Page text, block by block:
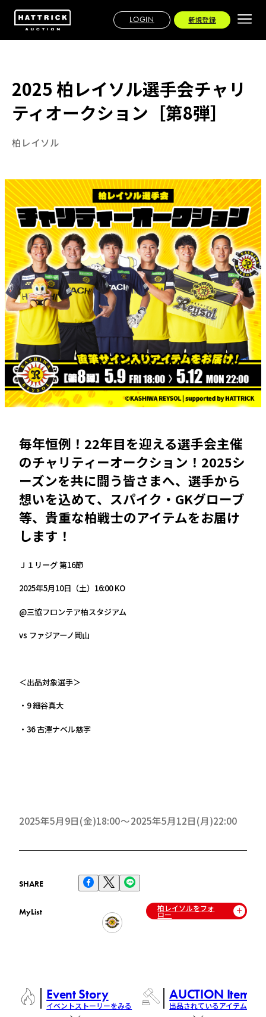
LOGIN 新規登録
2025 柏レイソル選手会チャリ
ティオークション［第8弾］
柏レイソル
毎年恒例！22年目を迎える選手会主催
のチャリティーオークション！2025シ
ーズンを共に闘う皆さまへ、選手から
想いを込めて、スパイク・GKグローブ
等、貴重な柏戦士のアイテムをお届け
します！
Ｊ１リーグ 第16節
2025年5月10日（土）16:00 KO
@三協フロンテア柏スタジアム
vs ファジアーノ岡山
＜出品対象選手＞
・9 細谷真大
・36 古澤ナベル慈宇
2025年5月9日(金)18:00 2025年5月12日(月)22:00
SHARE
MyList 柏レイソルをフォ
ロー
Event Story
イベントストーリーをみる
AUCTION Items
出品されているアイテム